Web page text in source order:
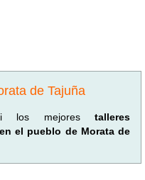
de Tajuña
ti los mejores talleres
el pueblo de Morata de